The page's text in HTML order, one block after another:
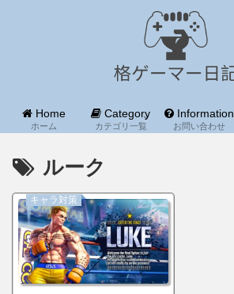
Home
ホーム
Category
カテゴリ一覧
Information
お問い合わせ
ルーク
キャラ対策